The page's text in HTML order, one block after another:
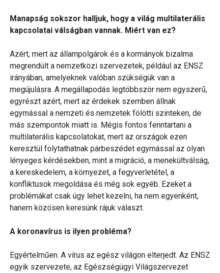
Manapság sokszor halljuk, hogy a világ multilaterális
kapcsolatai válságban vannak. Miért van ez?
Azért, mert az állampolgárok és a kormányok bizalma
megrendült a nemzetközi szervezetek, például az ENSZ
irányában, amelyeknek valóban szükségük van a
megújulásra. A megállapodás legtöbbször nem egyszerű,
egyrészt azért, mert az érdekek szemben állnak
egymással a nemzeti és nemzetek fölötti szinteken, de
más szempontok miatt is. Mégis fontos fenntartani a
multilaterális kapcsolatokat, mert az országok ezen
keresztül folytathatnak párbeszédet egymással az olyan
lényeges kérdésekben, mint a migráció, a menekültválság,
a kereskedelem, a környezet, a fegyverletétel, a
konfliktusok megoldása és még sok egyéb. Ezeket a
problémákat csak úgy lehet kezelni, ha nem egyenként,
hanem közösen keresünk rájuk választ.
A koronavírus is ilyen probléma?
Egyértelműen. A vírus az egész világon elterjedt. Az ENSZ
egyik szervezete, az Egészségügyi Világszervezet